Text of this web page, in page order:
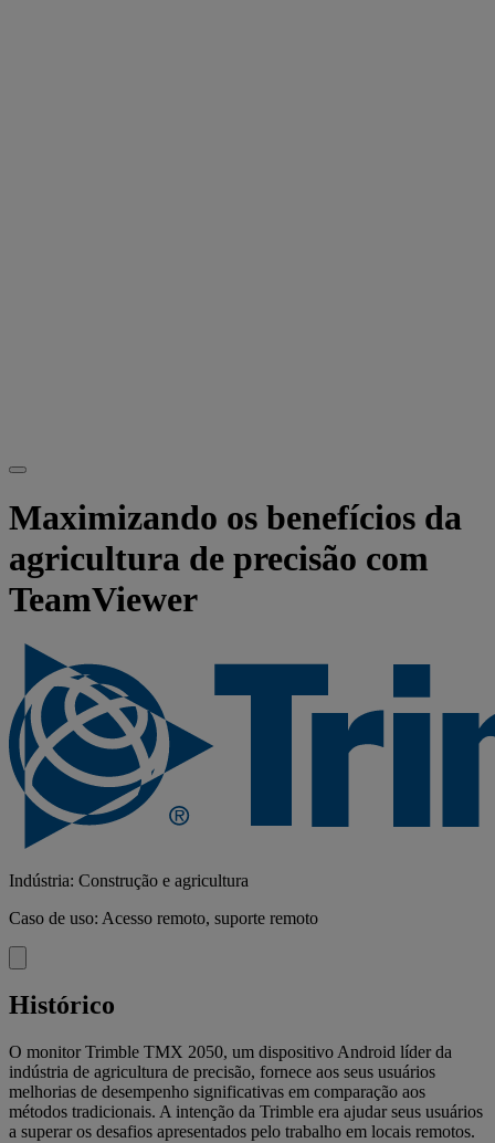
Maximizando os benefícios da
agricultura de precisão com
TeamViewer
Indústria: ‌Construção e agricultura
Caso de uso: Acesso remoto, suporte remoto
Histórico
O monitor Trimble TMX 2050, um dispositivo Android líder da
indústria de agricultura de precisão, fornece aos seus usuários
melhorias de desempenho significativas em comparação aos
métodos tradicionais. A intenção da Trimble era ajudar seus usuários
a superar os desafios apresentados pelo trabalho em locais remotos.